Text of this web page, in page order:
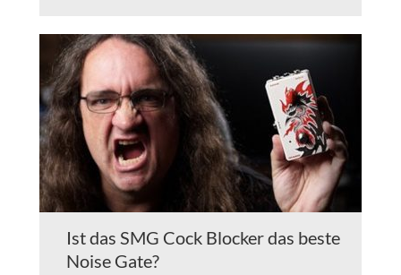
Ist das SMG Cock Blocker das beste
Noise Gate?